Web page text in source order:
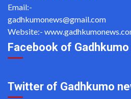
Email:-
gadhkumonews@gmail.com
Website:-
Facebook of
Twitter of Gadhkumo